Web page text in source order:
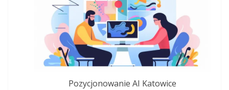
Pozycjonowanie AI Katowice